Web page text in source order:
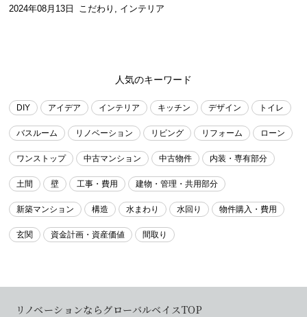
2024年08月13日 こだわり インテリア
人気のキーワード
DIY アイデア インテリア キッチン デザイン トイレ
バスルーム リノベーション リビング リフォーム ローン
ワンストップ 中古マンション 中古物件 内装・専有部分
土間 壁 工事・費用 建物・管理・共用部分
新築マンション 構造 水まわり 水回り 物件購入・費用
玄関 資金計画・資産価値 間取り
リノベーションならグローバルベイスTOP